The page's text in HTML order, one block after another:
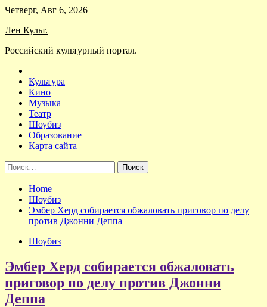
Skip
content
Четверг, Авг 6, 2026
Лен Культ.
Российский культурный портал.
Культура
Кино
Музыка
Театр
Шоубиз
Образование
Карта сайта
Найти:
Home
Шоубиз
Эмбер Херд собирается обжаловать приговор по делу
против Джонни Деппа
Шоубиз
Эмбер Херд собирается обжаловать
приговор по делу против Джонни
Деппа